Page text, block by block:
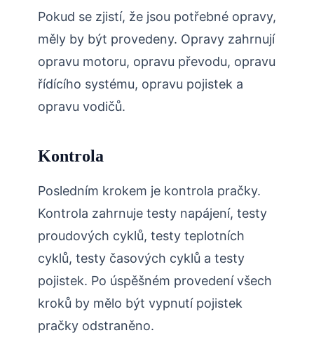
Pokud se zjistí, že jsou potřebné opravy,
měly by být provedeny. Opravy zahrnují
opravu motoru, opravu převodu, opravu
řídícího systému, opravu pojistek a
opravu vodičů.
Kontrola
Posledním krokem je kontrola pračky.
Kontrola zahrnuje testy napájení, testy
proudových cyklů, testy teplotních
cyklů, testy časových cyklů a testy
pojistek. Po úspěšném provedení všech
kroků by mělo být vypnutí pojistek
pračky odstraněno.